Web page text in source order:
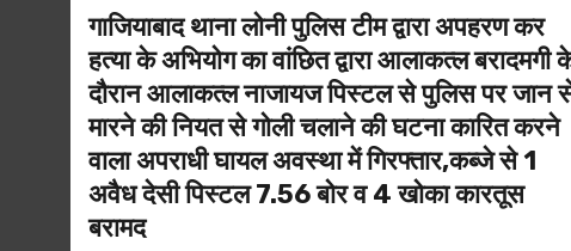
गाजियाबाद थाना लोनी पुलिस टीम द्वारा अपहरण कर
हत्या के अभियोग का वांछित द्वारा आलाकत्ल बरादमगी
दौरान आलाकत्ल नाजायज पिस्टल से पुलिस पर जान
मारने की नियत से गोली चलाने की घटना कारित करने
वाला अपराधी घायल अवस्था में गिरफ्तार,कब्जे से 1
अवैध देसी पिस्टल 7.56 बोर व 4 खोका कारतूस
बरामद